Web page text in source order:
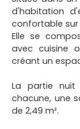
d'habitation
confortable sur
Elle se
avec cuisine
créant un
La partie nuit
chacune, une
de 2,49 m².